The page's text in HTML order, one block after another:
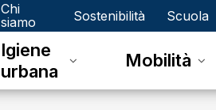
Chi
siamo
Sostenibilità Scuola
Igiene
urbana
Mobilità